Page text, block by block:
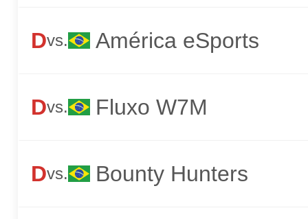
Dvs. América eSports
Dvs. Fluxo W7M
Dvs. Bounty Hunters